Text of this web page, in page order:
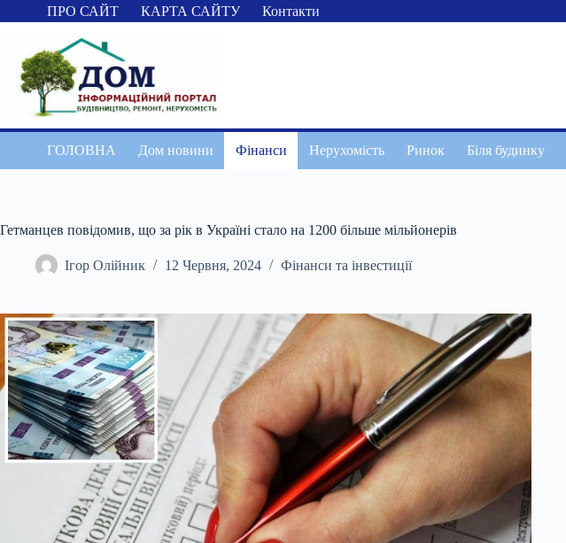
Перейти
до
ПРО САЙТ КАРТА САЙТУ Контакти
ГОЛОВНА Дом новини Фінанси Нерухомість Ринок Біля будинку
Гетманцев повідомив, що за рік в Україні стало на 1200 більше мільйонерів
Ігор Олійник 12 Червня, 2024 Фінанси та інвестиції